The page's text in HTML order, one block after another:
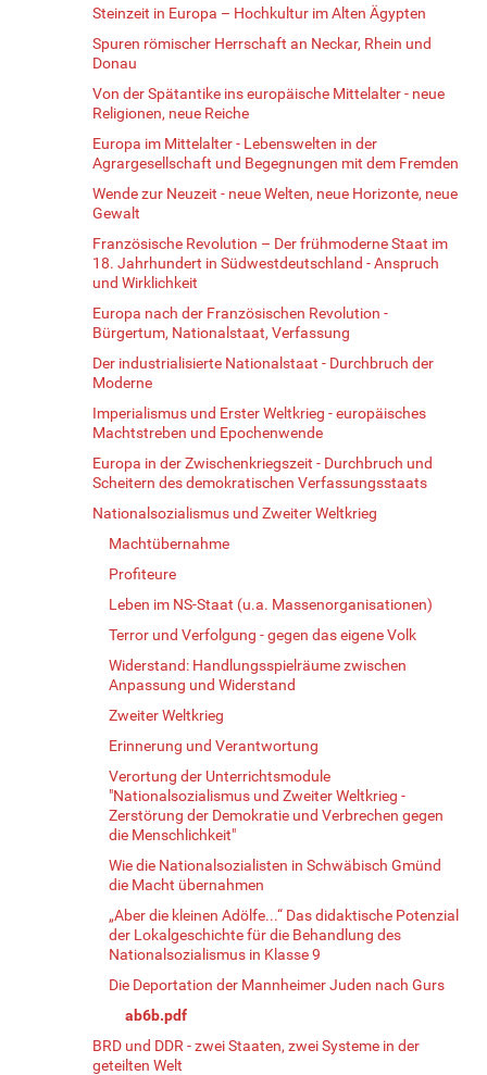
Steinzeit in Europa – Hochkultur im Alten Ägypten
Spuren römischer Herrschaft an Neckar, Rhein und
Donau
Von der Spätantike ins europäische Mittelalter - neue
Religionen, neue Reiche
Europa im Mittelalter - Lebenswelten in der
Agrargesellschaft und Begegnungen mit dem Fremden
Wende zur Neuzeit - neue Welten, neue Horizonte, neue
Gewalt
Französische Revolution – Der frühmoderne Staat im
18. Jahrhundert in Südwestdeutschland - Anspruch
und Wirklichkeit
Europa nach der Französischen Revolution -
Bürgertum, Nationalstaat, Verfassung
Der industrialisierte Nationalstaat - Durchbruch der
Moderne
Imperialismus und Erster Weltkrieg - europäisches
Machtstreben und Epochenwende
Europa in der Zwischenkriegszeit - Durchbruch und
Scheitern des demokratischen Verfassungsstaats
Nationalsozialismus und Zweiter Weltkrieg
Machtübernahme
Profiteure
Leben im NS-Staat (u.a. Massenorganisationen)
Terror und Verfolgung - gegen das eigene Volk
Widerstand: Handlungsspielräume zwischen
Anpassung und Widerstand
Zweiter Weltkrieg
Erinnerung und Verantwortung
Verortung der Unterrichtsmodule
"Nationalsozialismus und Zweiter Weltkrieg -
Zerstörung der Demokratie und Verbrechen gegen
die Menschlichkeit"
Wie die Nationalsozialisten in Schwäbisch Gmünd
die Macht übernahmen
„Aber die kleinen Adölfe...“ Das didaktische Potenzial
der Lokalgeschichte für die Behandlung des
Nationalsozialismus in Klasse 9
Die Deportation der Mannheimer Juden nach Gurs
ab6b.pdf
BRD und DDR - zwei Staaten, zwei Systeme in der
geteilten Welt